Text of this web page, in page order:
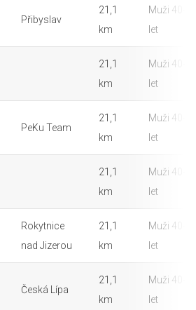
Přibyslav
21,1
km
Muži 40-49
let
21,1
km
Muži 40-49
let
PeKu Team
21,1
km
Muži 40-49
let
21,1
km
Muži 40-49
let
Rokytnice
nad Jizerou
21,1
km
Muži 40-49
let
Česká Lípa
21,1
km
Muži 40-49
let